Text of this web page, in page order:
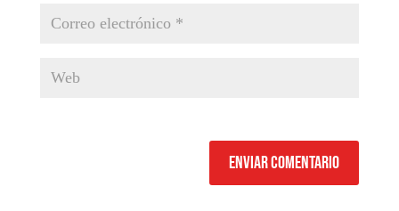
Enviar comentario